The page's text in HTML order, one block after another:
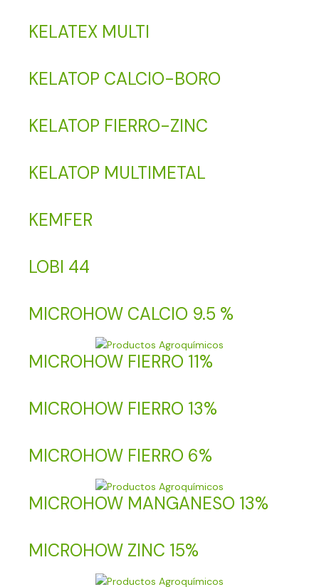
KELATEX MULTI
KELATOP CALCIO-BORO
KELATOP FIERRO-ZINC
KELATOP MULTIMETAL
KEMFER
LOBI 44
MICROHOW CALCIO 9.5 %
MICROHOW FIERRO 11%
MICROHOW FIERRO 13%
MICROHOW FIERRO 6%
MICROHOW MANGANESO 13%
MICROHOW ZINC 15%